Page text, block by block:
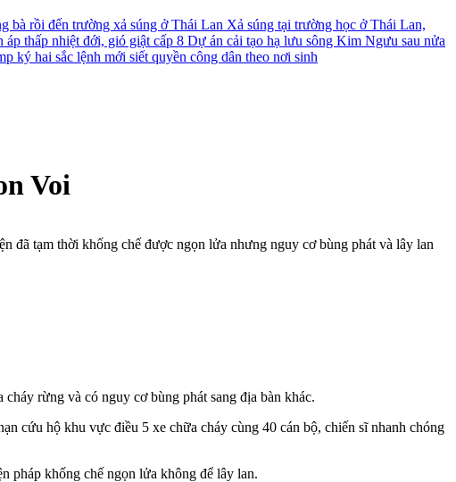
bà rồi đến trường xả súng ở Thái Lan Xả súng tại trường học ở Thái Lan,
thấp nhiệt đới, gió giật cấp 8 Dự án cải tạo hạ lưu sông Kim Ngưu sau nửa
ký hai sắc lệnh mới siết quyền công dân theo nơi sinh
Voi
tạm thời khống chế được ngọn lửa nhưng nguy cơ bùng phát và lây lan
rừng và có nguy cơ bùng phát sang địa bàn khác.
cứu hộ khu vực điều 5 xe chữa cháy cùng 40 cán bộ, chiến sĩ nhanh chóng
pháp khống chế ngọn lửa không để lây lan.